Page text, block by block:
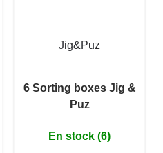
Jig&Puz
6 Sorting boxes Jig &
Puz
En stock (6)